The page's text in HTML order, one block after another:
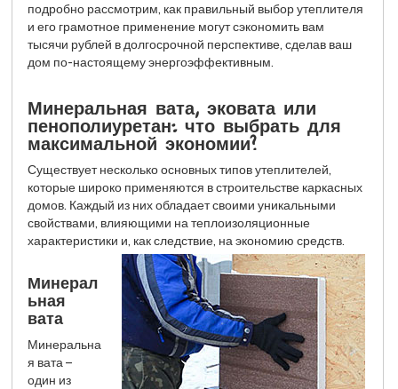
подробно рассмотрим, как правильный выбор утеплителя
и его грамотное применение могут сэкономить вам
тысячи рублей в долгосрочной перспективе, сделав ваш
дом по-настоящему энергоэффективным.
Минеральная вата, эковата или
пенополиуретан: что выбрать для
максимальной экономии?
Существует несколько основных типов утеплителей,
которые широко применяются в строительстве каркасных
домов. Каждый из них обладает своими уникальными
свойствами, влияющими на теплоизоляционные
характеристики и, как следствие, на экономию средств.
Минерал
ьная
вата
Минеральна
я вата –
один из